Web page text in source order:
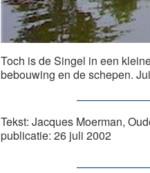
Toch is de Singel in een
bebouwing en de schepen.
Tekst: Jacques Moerman,
publicatie: 26 juli 2002